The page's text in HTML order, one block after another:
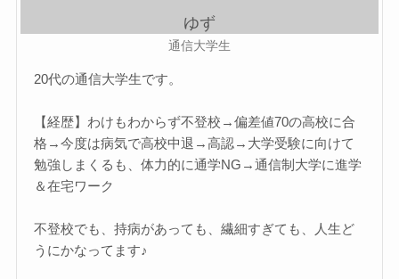
ゆず
通信大学生
20代の通信大学生です。
【経歴】わけもわからず不登校→偏差値70の高校に合
格→今度は病気で高校中退→高認→大学受験に向けて
勉強しまくるも、体力的に通学NG→通信制大学に進学
＆在宅ワーク
不登校でも、持病があっても、繊細すぎても、人生ど
うにかなってます♪